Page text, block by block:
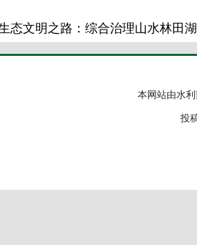
态文明之路：综合治理山水林田
本网站由水
投